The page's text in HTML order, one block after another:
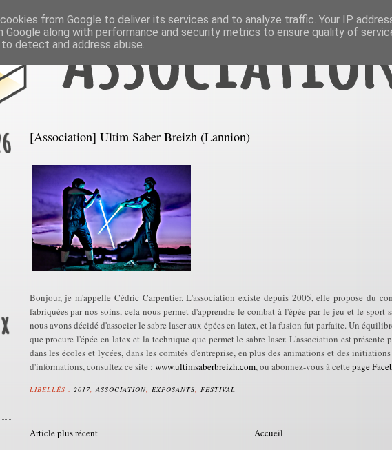
[Association] Ultim Saber Breizh (Lannion)
Bonjour, je m'appelle Cédric Carpentier. L'association existe depuis 2005, elle propose du
fabriquées par nos soins, cela nous permet d'apprendre le combat à l'épée par le jeu et le sport
nous avons décidé d'associer le sabre laser aux épées en latex, et la fusion fut parfaite. Un
que procure l'épée en latex et la technique que permet le sabre laser. L'association est présente
dans les écoles et lycées, dans les comités d'entreprise, en plus des animations et des
d'informations, consultez ce site : www.ultimsaberbreizh.com, ou abonnez-vous à cette page
LIBELLÉS : 2017,ASSOCIATION, EXPOSANTS, FESTIVAL
Article plus récent Accueil
from Google to deliver its services and to analyze traffic. Your IP
Google along with performance and security metrics to ensure quality of
detect and address abuse.